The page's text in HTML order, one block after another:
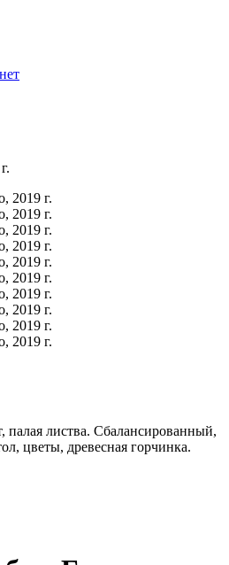
палая листва. Сбалансированный,
цветы, древесная горчинка.